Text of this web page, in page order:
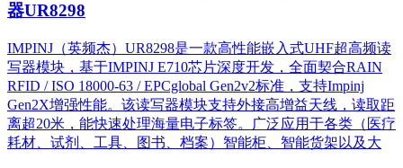
器UR8298
IMPINJ（英频杰）UR8298是一款高性能嵌入式UHF超高频读
写器模块，基于IMPINJ E710芯片深度开发，全面契合RAIN
RFID / ISO 18000-63 / EPCglobal Gen2v2标准，支持Impinj
Gen2X增强性能。该读写器模块支持外接高增益天线，读取距
离超20米，能快速处理海量电子标签。广泛应用于各类（医疗
耗材、试剂、工具、图书、档案）智能柜、智能货架以及大